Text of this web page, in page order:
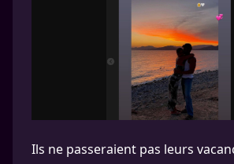
Ils ne passeraient pas leurs